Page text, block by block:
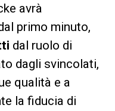
avrà
primo minuto,
dal ruolo di
dagli svincolati,
qualità e a
la fiducia di